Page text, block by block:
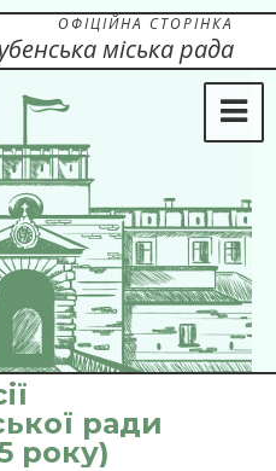
ОФІЦІЙНА СТОРІНКА
міська рада
ради
року)